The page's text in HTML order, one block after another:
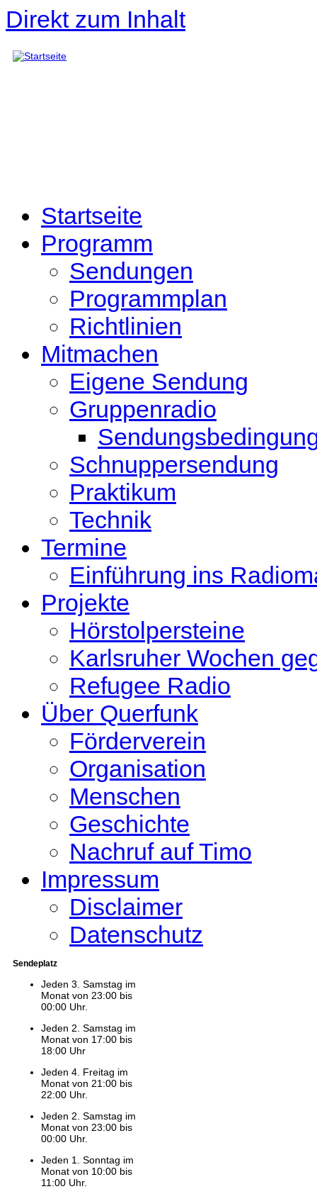
Direkt zum Inhalt
Startseite
Programm
Sendungen
Programmplan
Richtlinien
Mitmachen
Eigene Sendung
Gruppenradio
Schnuppersendung
Praktikum
Technik
Termine
Einführung ins
Projekte
Hörstolpersteine
Karlsruher Wochen
Refugee Radio
Über Querfunk
Förderverein
Organisation
Menschen
Geschichte
Nachruf auf Timo
Impressum
Disclaimer
Datenschutz
Sendeplatz
Jeden 3. Samstag im
Monat von 23:00 bis
00:00 Uhr.
Jeden 2. Samstag im
Monat von 17:00 bis
18:00 Uhr
Jeden 4. Freitag im
Monat von 21:00 bis
22:00 Uhr.
Jeden 2. Samstag im
Monat von 23:00 bis
00:00 Uhr.
Jeden 1. Sonntag im
Monat von 10:00 bis
11:00 Uhr.